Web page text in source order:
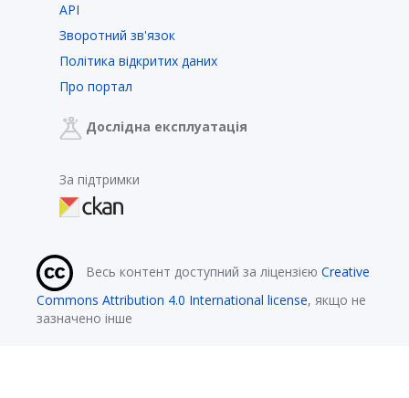
API
Зворотний зв'язок
Політика відкритих даних
Про портал
Дослідна експлуатація
За підтримки
Весь контент доступний за ліцензією Creative
Commons Attribution 4.0 International license, якщо не
зазначено інше